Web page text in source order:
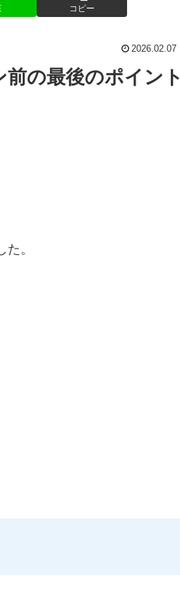
コピー
2026.02.07
の最後のポイント
。